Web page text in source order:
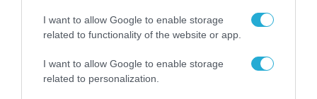
I want to allow Google to enable storage
related to functionality of the website or app.
I want to allow Google to enable storage
related to personalization.